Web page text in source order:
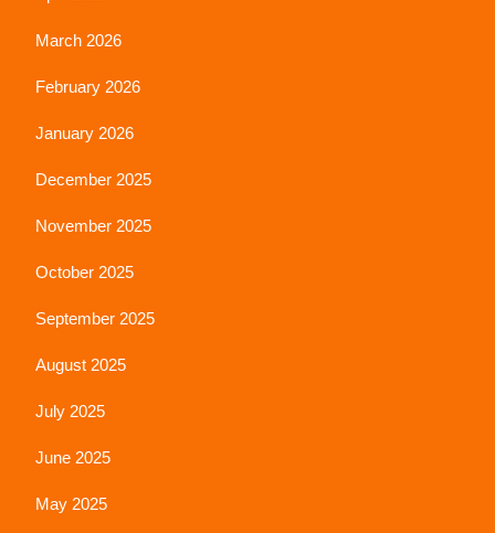
March 2026
February 2026
January 2026
December 2025
November 2025
October 2025
September 2025
August 2025
July 2025
June 2025
May 2025